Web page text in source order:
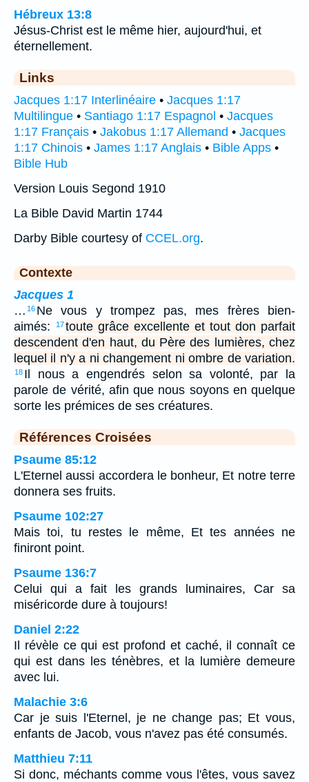
Hébreux 13:8
Jésus-Christ est le même hier, aujourd'hui, et
éternellement.
Links
Jacques 1:17 Interlinéaire • Jacques 1:17
Multilingue • Santiago 1:17 Espagnol • Jacques
1:17 Français • Jakobus 1:17 Allemand • Jacques
1:17 Chinois • James 1:17 Anglais • Bible Apps •
Bible Hub
Version Louis Segond 1910
La Bible David Martin 1744
Darby Bible courtesy of CCEL.org.
Contexte
Jacques 1
… 16 Ne vous y trompez pas, mes frères bien-
aimés:
17toute grâce excellente et tout don parfait
descendent d'en haut, du Père des lumières, chez
lequel il n'y a ni changement ni ombre de variation.
18 Il nous a engendrés selon sa volonté, par la
parole de vérité, afin que nous soyons en quelque
sorte les prémices de ses créatures.
Références Croisées
Psaume 85:12
L'Eternel aussi accordera le bonheur, Et notre terre
donnera ses fruits.
Psaume 102:27
Mais toi, tu restes le même, Et tes années ne
finiront point.
Psaume 136:7
Celui qui a fait les grands luminaires, Car sa
miséricorde dure à toujours!
Daniel 2:22
Il révèle ce qui est profond et caché, il connaît ce
qui est dans les ténèbres, et la lumière demeure
avec lui.
Malachie 3:6
Car je suis l'Eternel, je ne change pas; Et vous,
enfants de Jacob, vous n'avez pas été consumés.
Matthieu 7:11
Si donc, méchants comme vous l'êtes, vous savez